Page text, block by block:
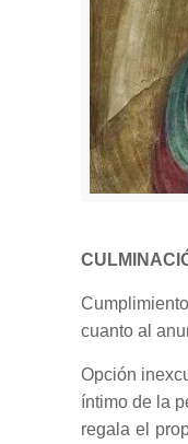
cuanto al
Opción
íntimo de la
regala el